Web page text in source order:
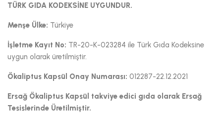
TÜRK GIDA KODEKSİNE UYGUNDUR.
Menşe Ülke: Türkiye
İşletme Kayıt No: TR-20-K-023284 ile Türk Gıda Kodeksine
uygun olarak üretilmiştir.
Ökaliptus Kapsül Onay Numarası: 012287-22.12.2021
Ersağ Ökaliptus Kapsül takviye edici gıda olarak Ersağ
Tesislerinde Üretilmiştir.